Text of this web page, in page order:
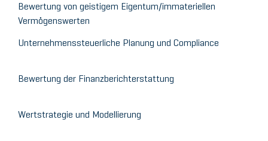
Bewertung von geistigem Eigentum/immateriellen
Vermögenswerten
Unternehmenssteuerliche Planung und Compliance
Bewertung der Finanzberichterstattung
Wertstrategie und Modellierung